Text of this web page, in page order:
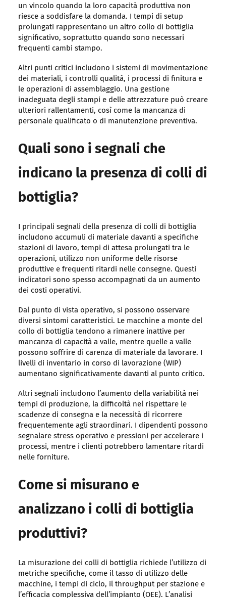
un vincolo quando la loro capacità produttiva non
riesce a soddisfare la domanda. I tempi di setup
prolungati rappresentano un altro collo di bottiglia
significativo, soprattutto quando sono necessari
frequenti cambi stampo.
Altri punti critici includono i sistemi di movimentazione
dei materiali, i controlli qualità, i processi di finitura e
le operazioni di assemblaggio. Una gestione
inadeguata degli stampi e delle attrezzature può creare
ulteriori rallentamenti, così come la mancanza di
personale qualificato o di manutenzione preventiva.
Quali sono i segnali che
indicano la presenza di colli di
bottiglia?
I principali segnali della presenza di colli di bottiglia
includono accumuli di materiale davanti a specifiche
stazioni di lavoro, tempi di attesa prolungati tra le
operazioni, utilizzo non uniforme delle risorse
produttive e frequenti ritardi nelle consegne. Questi
indicatori sono spesso accompagnati da un aumento
dei costi operativi.
Dal punto di vista operativo, si possono osservare
diversi sintomi caratteristici. Le macchine a monte del
collo di bottiglia tendono a rimanere inattive per
mancanza di capacità a valle, mentre quelle a valle
possono soffrire di carenza di materiale da lavorare. I
livelli di inventario in corso di lavorazione (WIP)
aumentano significativamente davanti al punto critico.
Altri segnali includono l’aumento della variabilità nei
tempi di produzione, la difficoltà nel rispettare le
scadenze di consegna e la necessità di ricorrere
frequentemente agli straordinari. I dipendenti possono
segnalare stress operativo e pressioni per accelerare i
processi, mentre i clienti potrebbero lamentare ritardi
nelle forniture.
Come si misurano e
analizzano i colli di bottiglia
produttivi?
La misurazione dei colli di bottiglia richiede l’utilizzo di
metriche specifiche, come il tasso di utilizzo delle
macchine, i tempi di ciclo, il throughput per stazione e
l’efficacia complessiva dell’impianto (OEE). L’analisi